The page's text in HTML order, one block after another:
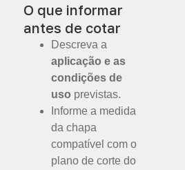
O que informar
antes de cotar
Descreva a
aplicação e as
condições de
uso previstas.
Informe a medida
da chapa
compatível com o
plano de corte do